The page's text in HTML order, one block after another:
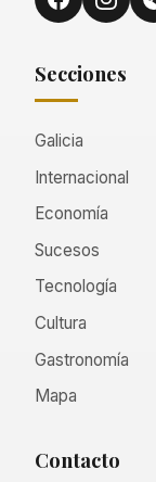
Secciones
Galicia
Internacional
Economía
Sucesos
Tecnología
Cultura
Gastronomía
Mapa
Contacto